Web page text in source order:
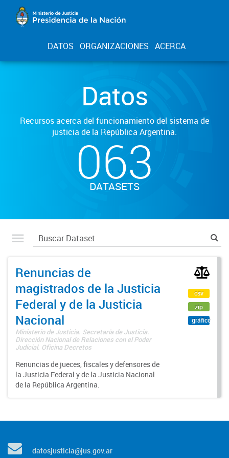
DATOS ORGANIZACIONES ACERCA
Datos
Recursos acerca del funcionamiento del sistema de
justicia de la República Argentina.
063
DATASETS
Renuncias de
magistrados de la Justicia
Federal y de la Justicia
Nacional
Ministerio de Justicia. Secretaría de Justicia.
Dirección Nacional de Relaciones con el Poder
Judicial. Oficina Decretos
Renuncias de jueces, fiscales y defensores de
la Justicia Federal y de la Justicia Nacional
de la República Argentina.
csv
zip
gráfico
datosjusticia@jus.gov.ar